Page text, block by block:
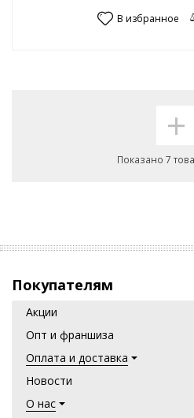
В избранное
+
Показано 7
Покупателям
Акции
Опт и франшиза
Оплата и доставка
Новости
О нас